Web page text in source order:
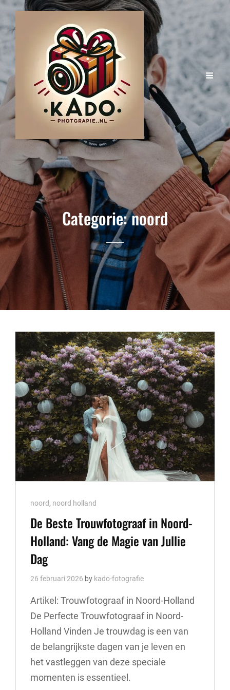
Categorie:noord
Cat
Links
noord, noord holland
De Beste Trouwfotograaf in Noord-
Holland: Vang de Magie van Jullie
Dag
26 februari 2026 by kado-fotografie
Artikel: Trouwfotograaf in Noord-Holland
De Perfecte Trouwfotograaf in Noord-
Holland Vinden Je trouwdag is een van
de belangrijkste dagen van je leven en
het vastleggen van deze speciale
momenten is essentieel.